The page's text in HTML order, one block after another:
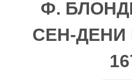
Ф.
СЕН-